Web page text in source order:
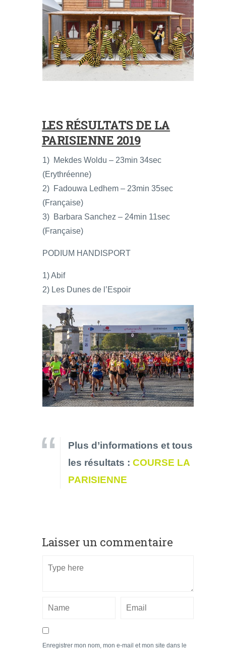
LES RÉSULTATS DE LA
PARISIENNE 2019
1) Mekdes Woldu – 23min 34sec
(Erythréenne)
2) Fadouwa Ledhem – 23min 35sec
(Française)
3) Barbara Sanchez – 24min 11sec
(Française)
PODIUM HANDISPORT
1) Abif
2) Les Dunes de l’Espoir
Plus d’informations et tous
les résultats : COURSE LA
PARISIENNE
Laisser un commentaire
Enregistrer mon nom, mon e-mail et mon site dans le